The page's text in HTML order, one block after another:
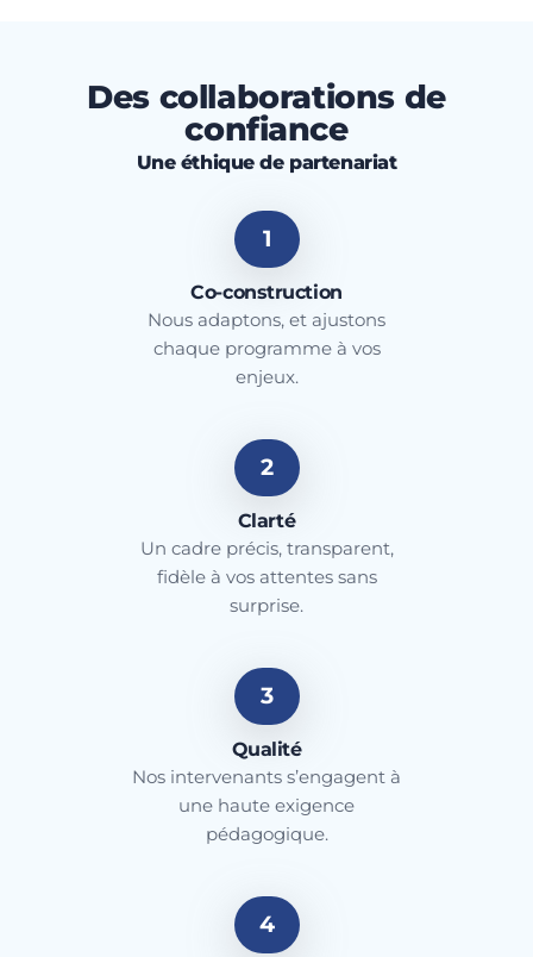
Des collaborations de
confiance
Une éthique de partenariat
1
Co-construction
Nous adaptons, et ajustons
chaque programme à vos
enjeux.
2
Clarté
Un cadre précis, transparent,
fidèle à vos attentes sans
surprise.
3
Qualité
Nos intervenants s’engagent à
une haute exigence
pédagogique.
4